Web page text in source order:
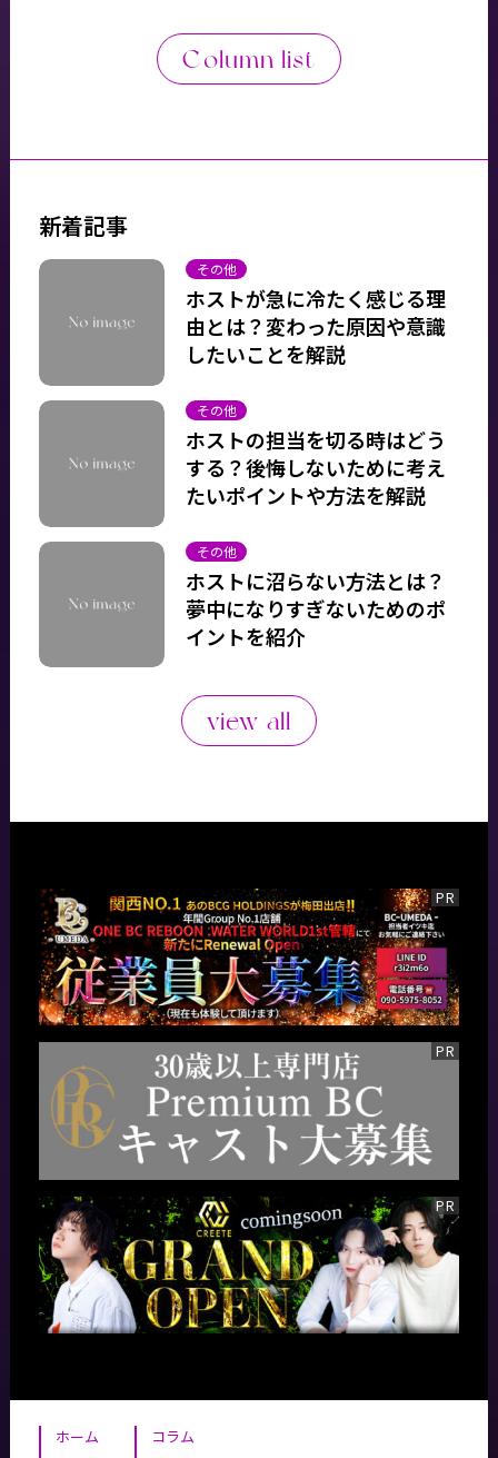
Column list
新着記事
その他
ホストが急に冷たく感じる理
由とは？変わった原因や意識
したいことを解説
その他
ホストの担当を切る時はどう
する？後悔しないために考え
たいポイントや方法を解説
その他
ホストに沼らない方法とは？
夢中になりすぎないためのポ
イントを紹介
view all
ホーム
コラム